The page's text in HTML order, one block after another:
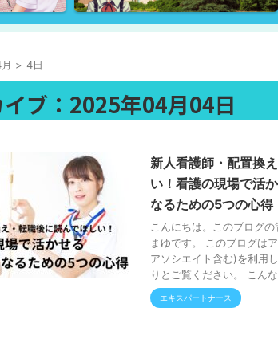
> 4日
イブ：2025年04月04日
新人看護師・配置換
い！看護の現場で活
なるための5つの心得
こんにちは。このブログ
まゆです。 このブログは
アソシエイト含む)を利用
りとご覧ください。 こん
エキスパートナース